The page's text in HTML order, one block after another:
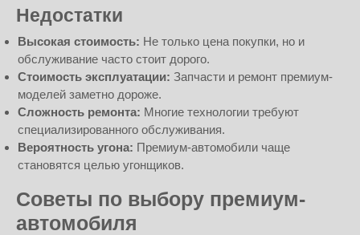
Недостатки
Высокая стоимость: Не только цена покупки, но и
обслуживание часто стоит дорого.
Стоимость эксплуатации: Запчасти и ремонт премиум-
моделей заметно дороже.
Сложность ремонта: Многие технологии требуют
специализированного обслуживания.
Вероятность угона: Премиум-автомобили чаще
становятся целью угонщиков.
Советы по выбору премиум-
автомобиля